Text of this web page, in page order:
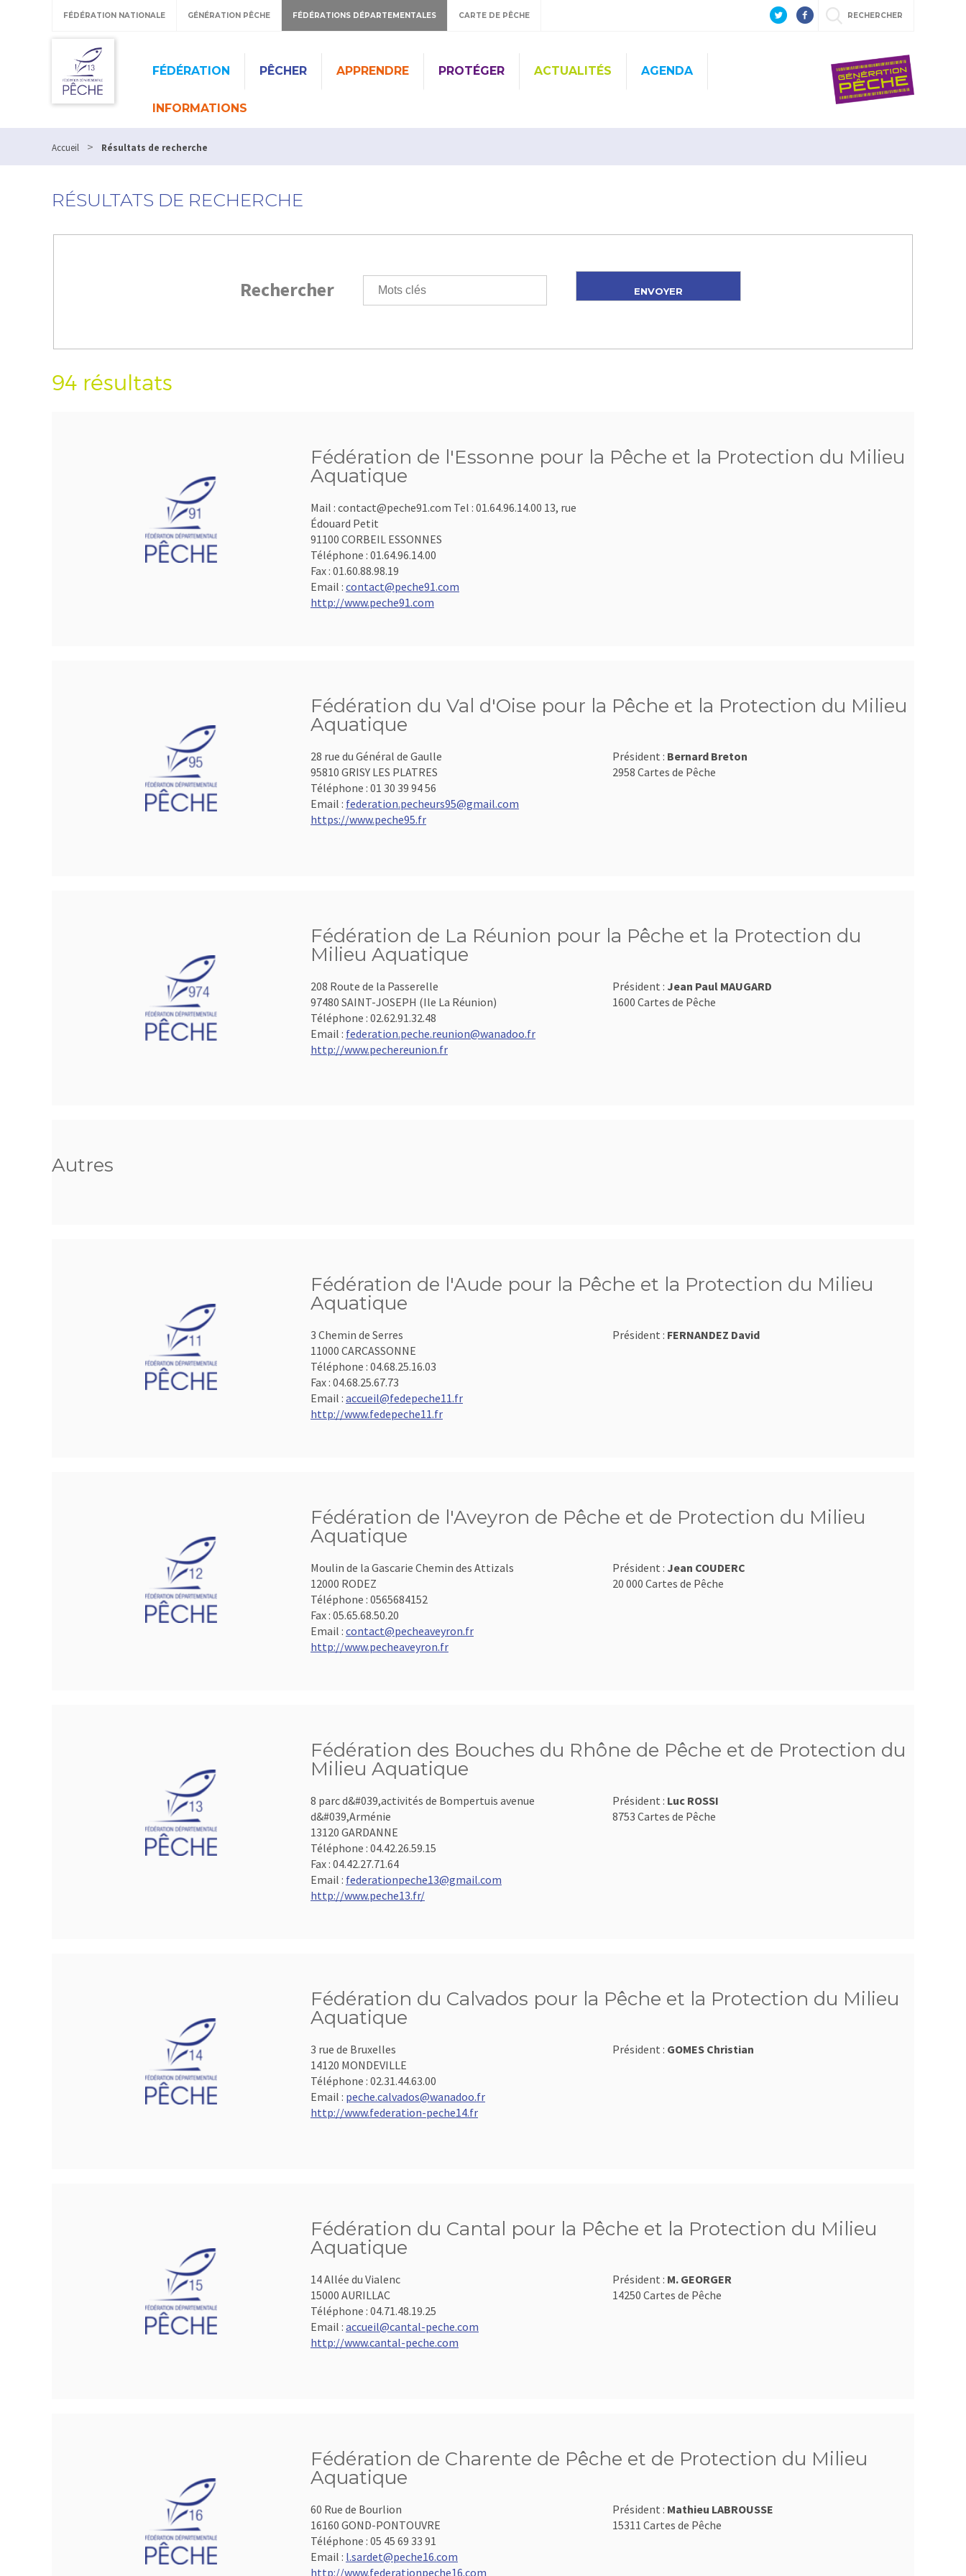
FÉDÉRATION NATIONALE GÉNÉRATION PÊCHE FÉDÉRATIONS DÉPARTEMENTALES CARTE DE PÊCHE RECHERCHER
FÉDÉRATION PÊCHER APPRENDRE PROTÉGER ACTUALITÉS AGENDA
INFORMATIONS
Accueil > Résultats de recherche
RÉSULTATS DE RECHERCHE
Rechercher
94 résultats
Fédération de l'Essonne pour la Pêche et la Protection du Milieu
Aquatique
Mail : contact@peche91.com Tel : 01.64.96.14.00 13, rue
Édouard Petit
91100 CORBEIL ESSONNES
Téléphone : 01.64.96.14.00
Fax : 01.60.88.98.19
Email : contact@peche91.com
http://www.peche91.com
Fédération du Val d'Oise pour la Pêche et la Protection du Milieu
Aquatique
28 rue du Général de Gaulle
95810 GRISY LES PLATRES
Téléphone : 01 30 39 94 56
Email : federation.pecheurs95@gmail.com
https://www.peche95.fr
Président : Bernard Breton
2958 Cartes de Pêche
Fédération de La Réunion pour la Pêche et la Protection du
Milieu Aquatique
208 Route de la Passerelle
97480 SAINT-JOSEPH (Ile La Réunion)
Téléphone : 02.62.91.32.48
Email : federation.peche.reunion@wanadoo.fr
http://www.pechereunion.fr
Président : Jean Paul MAUGARD
1600 Cartes de Pêche
Autres
Fédération de l'Aude pour la Pêche et la Protection du Milieu
Aquatique
3 Chemin de Serres
11000 CARCASSONNE
Téléphone : 04.68.25.16.03
Fax : 04.68.25.67.73
Email : accueil@fedepeche11.fr
http://www.fedepeche11.fr
Président : FERNANDEZ David
Fédération de l'Aveyron de Pêche et de Protection du Milieu
Aquatique
Moulin de la Gascarie Chemin des Attizals
12000 RODEZ
Téléphone : 0565684152
Fax : 05.65.68.50.20
Email : contact@pecheaveyron.fr
http://www.pecheaveyron.fr
Président : Jean COUDERC
20 000 Cartes de Pêche
Fédération des Bouches du Rhône de Pêche et de Protection du
Milieu Aquatique
8 parc d&#039,activités de Bompertuis avenue
d&#039,Arménie
13120 GARDANNE
Téléphone : 04.42.26.59.15
Fax : 04.42.27.71.64
Email : federationpeche13@gmail.com
http://www.peche13.fr/
Président : Luc ROSSI
8753 Cartes de Pêche
Fédération du Calvados pour la Pêche et la Protection du Milieu
Aquatique
3 rue de Bruxelles
14120 MONDEVILLE
Téléphone : 02.31.44.63.00
Email : peche.calvados@wanadoo.fr
http://www.federation-peche14.fr
Président : GOMES Christian
Fédération du Cantal pour la Pêche et la Protection du Milieu
Aquatique
14 Allée du Vialenc
15000 AURILLAC
Téléphone : 04.71.48.19.25
Email : accueil@cantal-peche.com
http://www.cantal-peche.com
Président : M. GEORGER
14250 Cartes de Pêche
Fédération de Charente de Pêche et de Protection du Milieu
Aquatique
60 Rue de Bourlion
16160 GOND-PONTOUVRE
Téléphone : 05 45 69 33 91
Email : l.sardet@peche16.com
http://www.federationpeche16.com
Président : Mathieu LABROUSSE
15311 Cartes de Pêche